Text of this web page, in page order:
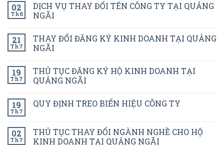
02
Th8
DỊCH VỤ THAY ĐỔI TÊN CÔNG TY TẠI QUẢNG
NGÃI
21
Th7
THAY ĐỔI ĐĂNG KÝ KINH DOANH TẠI QUẢNG
NGÃI
19
Th7
THỦ TỤC ĐĂNG KÝ HỘ KINH DOANH TẠI
QUẢNG NGÃI
19
Th7
QUY ĐỊNH TREO BIỂN HIỆU CÔNG TY
02
Th7
THỦ TỤC THAY ĐỔI NGÀNH NGHỀ CHO HỘ
KINH DOANH TẠI QUẢNG NGÃI